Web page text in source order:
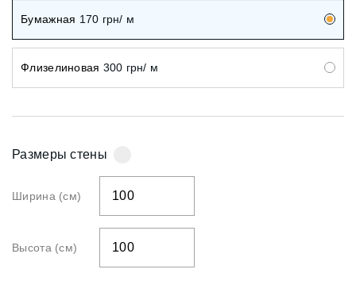
Бумажная 170 грн/ м
Флизелиновая 300 грн/ м
Размеры стены
Ширина (см)
Высота (см)